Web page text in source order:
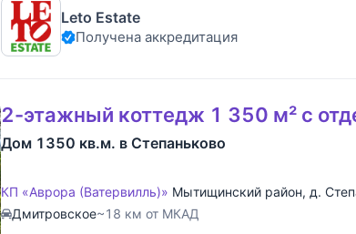
1150 кв.м, на участке 54 соток. Дом построен в 2015 г.
Leto Estate
Получена аккредитация
2-этажный коттедж 1 350 м² с
Дом 1350 кв.м. в Степаньково
КП «Аврора (Ватервилль)» Мытищинский район, д.
Дмитровское~18 км от МКАД